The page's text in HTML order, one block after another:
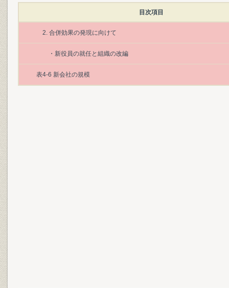
目次項目
2. 合併効果の発現に向けて
・新役員の就任と組織の改編
表4-6 新会社の規模